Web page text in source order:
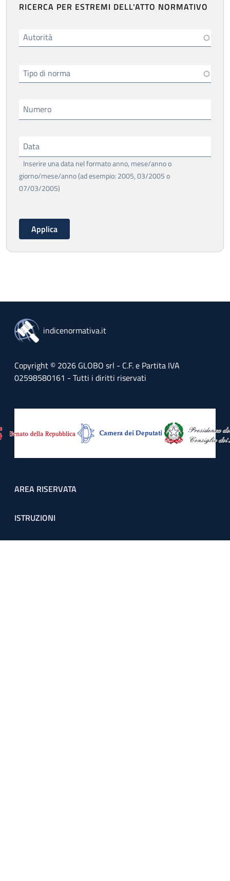
RICERCA PER ESTREMI DELL'ATTO NORMATIVO
Autorità
Tipo di norma
Numero
Data
Inserire una data nel formato anno, mese/anno o
giorno/mese/anno (ad esempio: 2005, 03/2005 o
07/03/2005)
indicenormativa.it
Copyright © 2026 GLOBO srl - C.F. e Partita IVA
02598580161 - Tutti i diritti riservati
Footer menu
AREA RISERVATA
ISTRUZIONI